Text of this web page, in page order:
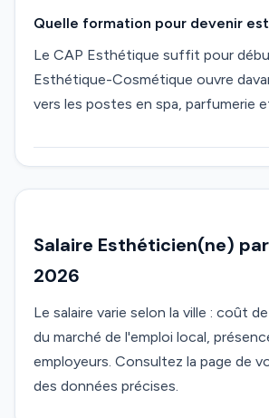
Quelle formation pour devenir
Le CAP Esthétique suffit pour
Esthétique-Cosmétique ouvre
vers les postes en spa, parfumerie
Salaire Esthéticien(ne)
2026
Le salaire varie selon la ville : coût
du marché de l'emploi local,
employeurs. Consultez la page de
des données précises.